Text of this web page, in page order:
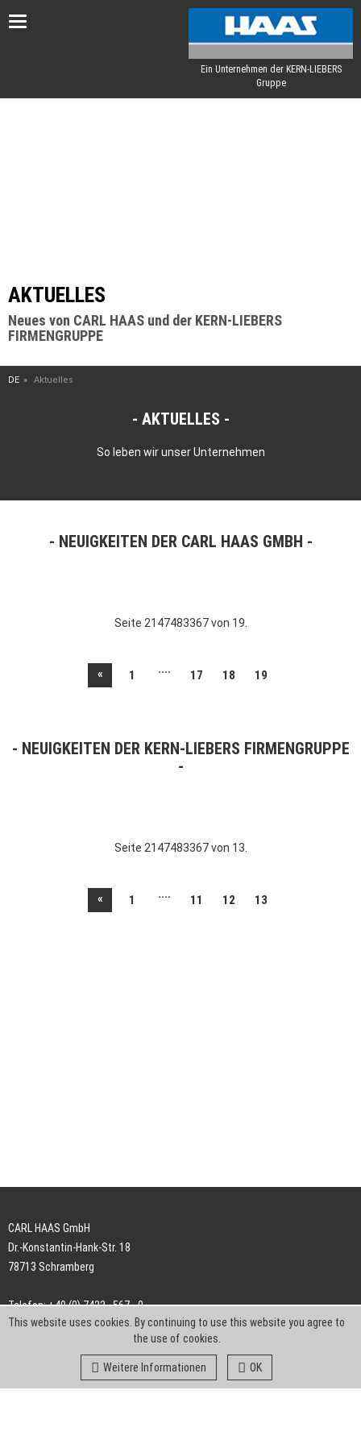
Toggle
Ein Unternehmen der KERN-LIEBERS
Gruppe
AKTUELLES
Neues von CARL HAAS und der KERN-LIEBERS
FIRMENGRUPPE
DE Aktuelles
AKTUELLES
So leben wir unser Unternehmen
NEUIGKEITEN DER CARL HAAS GMBH
Seite 2147483367 von 19.
« 1 .... 17 18 19
NEUIGKEITEN DER KERN-LIEBERS FIRMENGRUPPE
Seite 2147483367 von 13.
« 1 .... 11 12 13
CARL HAAS GmbH
Dr.-Konstantin-Hank-Str. 18
78713 Schramberg
Telefon: +49 (0) 7422 . 567 - 0
Telefax: +49 (0) 7422 . 567 - 239
info-ch@kern-liebers.com
This website uses cookies. By continuing to use this website you agree to
the use of cookies.
Weitere Informationen OK